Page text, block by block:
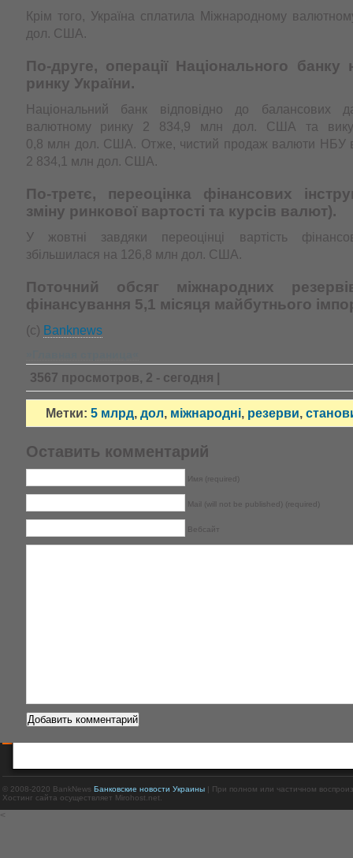
Крім того, Україна сплатила Міжнародному
дол. США.
По-друге, операції Національного
ринку України.
Національний банк відповідно до балансових
валютному ринку 2 834,9 млн дол. США та
0,8 млн дол. США. Отже, чистий продаж валюти НБУ в
2 834,1 млн дол. США.
По-третє, переоцінка фінансових
зміну ринкової вартості та курсів валют).
У жовтні завдяки переоцінці вартість
збільшилася на 126,8 млн дол. США.
Поточний обсяг міжнародних
фінансування 5,1 місяця майбутнього
(c) Banknews
3567 просмотров, 2 - сегодня |
Метки: 5 млрд, дол, міжнародні, резерви,
Оставить комментарий
Имя (required)
Mail (will not be published) (required)
Вебсайт
© 2008-2020 BankNews Банковские новости Украины| При полном или частичном
Хостинг сайта осуществляет Mirohost.net.
<